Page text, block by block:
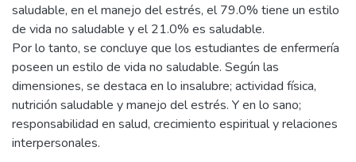
saludable, en el manejo del estrés, el 79.0% tiene un estilo
de vida no saludable y el 21.0% es saludable.
Por lo tanto, se concluye que los estudiantes de enfermería
poseen un estilo de vida no saludable. Según las
dimensiones, se destaca en lo insalubre; actividad física,
nutrición saludable y manejo del estrés. Y en lo sano;
responsabilidad en salud, crecimiento espiritual y relaciones
interpersonales.